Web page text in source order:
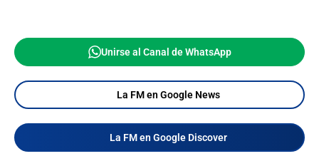
Unirse al Canal de WhatsApp
La FM en Google News
La FM en Google Discover